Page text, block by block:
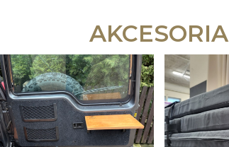
AKCESORIA